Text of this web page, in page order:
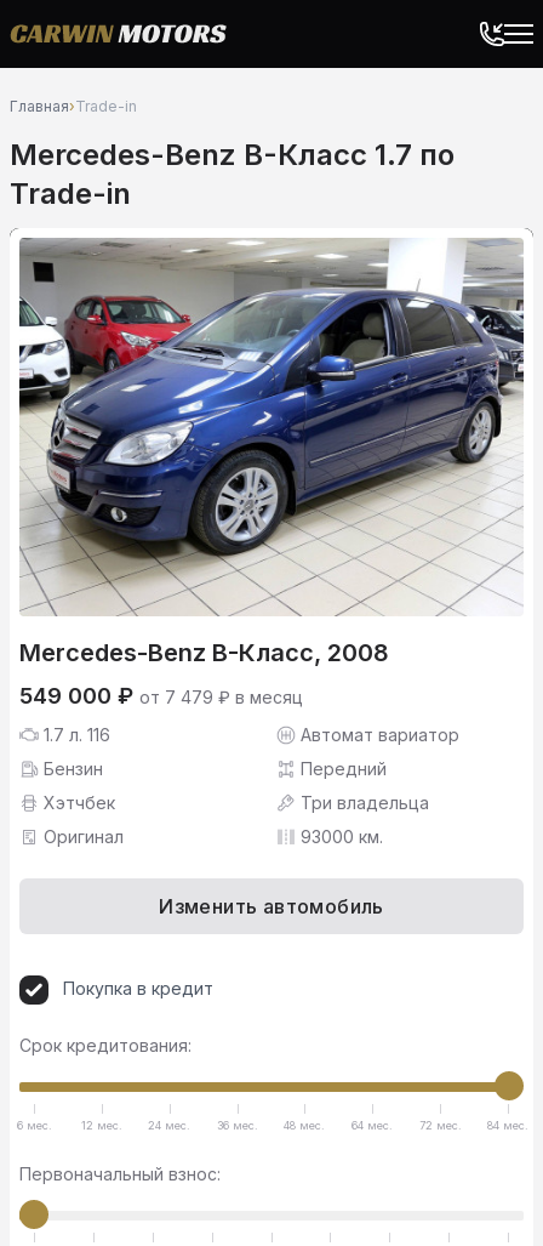
Главная›Trade-in
Mercedes-Benz B-Класс 1.7 по
Trade-in
Mercedes-Benz B-Класс, 2008
549 000 ₽ от 7 479 ₽ в месяц
1.7 л. 116
Автомат вариатор
Бензин
Передний
Хэтчбек
Три владельца
Оригинал
93000 км.
Изменить автомобиль
Покупка в кредит
Срок кредитования:
6 мес. 12 мес. 24 мес. 36 мес. 48 мес. 64 мес. 72 мес. 84 мес.
Первоначальный взнос: